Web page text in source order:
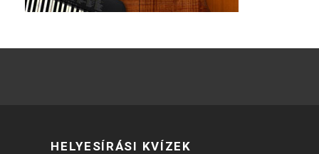
HELYESÍRÁSI KVÍZEK